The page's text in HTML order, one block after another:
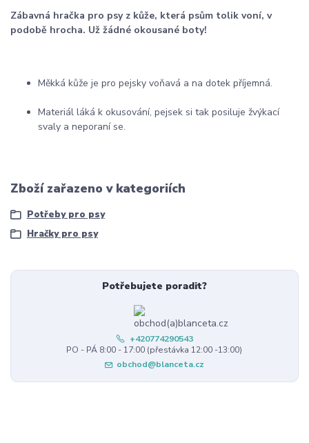
Zábavná hračka pro psy z kůže, která psům tolik voní, v
podobě hrocha. Už žádné okousané boty!
Měkká kůže je pro pejsky voňavá a na dotek příjemná.
Materiál láká k okusování, pejsek si tak posiluje žvýkací
svaly a neporaní se.
Zboží zařazeno v kategoriích
Potřeby pro psy
Hračky pro psy
Potřebujete poradit?
+420774290543
PO - PÁ 8:00 - 17:00 (přestávka 12:00 -13:00)
obchod@blanceta.cz